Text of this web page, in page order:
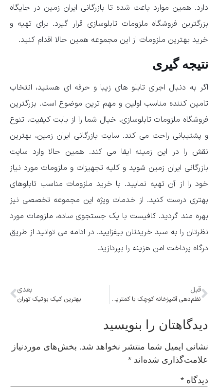
دارد. همین موارد باعث شده تا بازرگانی ایران زمین در جایگاه
بزرگترین فروشگاه ملزومات تابلوسازی قرار گیرد. برای تهیه و
خرید بهترین ملزومات از این مجموعه همین حالا اقدام کنید.
نتیجه گیری
اگر به دنبال اجرای تابلو های زیبا و حرفه ای هستید، انتخاب
تامین کننده مناسب اولین و مهم ترین موضوع است. بزرگترین
فروشگاه ملزومات تابلوسازی، خیال شما را از بابت کیفیت، تنوع
و پشتیبانی راحت می کند. سایت بازرگانی ایران زمین، بهترین
نقش را در این زمینه ایفا می کند. همین حالا وارد سایت
بازرگانی ایران زمین شوید و کلیه تجهیزات و ملزومات مورد نیاز
خود را از آن تهیه نمایید. با خرید ملزومات مناسب تابلوهای
بهتری درست کنید. از خدمات ویژه این مجموعه تخصصی نیز
بهره مند گردید. کافیست با یک جستجوی ساده، ملزومات مورد
نظرتان را به سبد خریدتان بیفزایید. در ادامه می توانید از طریق
درگاه پرداخت امن هزینه را بپردازید.
قبل
نظم‌دهی آشپزخانه کوچک با کمترین هزینه؛ ترفندهای ساده برای افزایش فضا و کارایی
بعدی
بهترین کیک بوتیک تهران
دیدگاهتان را بنویسید
نشانی ایمیل شما منتشر نخواهد شد. بخش‌های موردنیاز
علامت‌گذاری شده‌اند *
دیدگاه *